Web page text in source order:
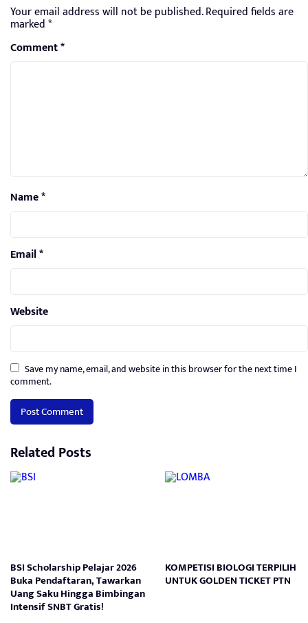
Your email address will not be published.Required fields are
marked*
Comment*
Name*
Email*
Website
Save my name, email, and website in this browser for the next time I
comment.
Related Posts
BSI Scholarship Pelajar 2026
Buka Pendaftaran, Tawarkan
Uang Saku Hingga Bimbingan
Intensif SNBT Gratis!
KOMPETISI BIOLOGI TERPILIH
UNTUK GOLDEN TICKET PTN